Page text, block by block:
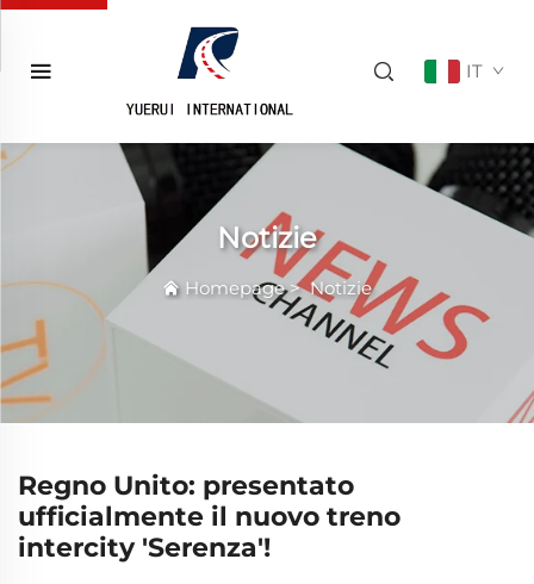
IT
Notizie
Homepage>Notizie
Regno Unito: presentato
ufficialmente il nuovo treno
intercity 'Serenza'!